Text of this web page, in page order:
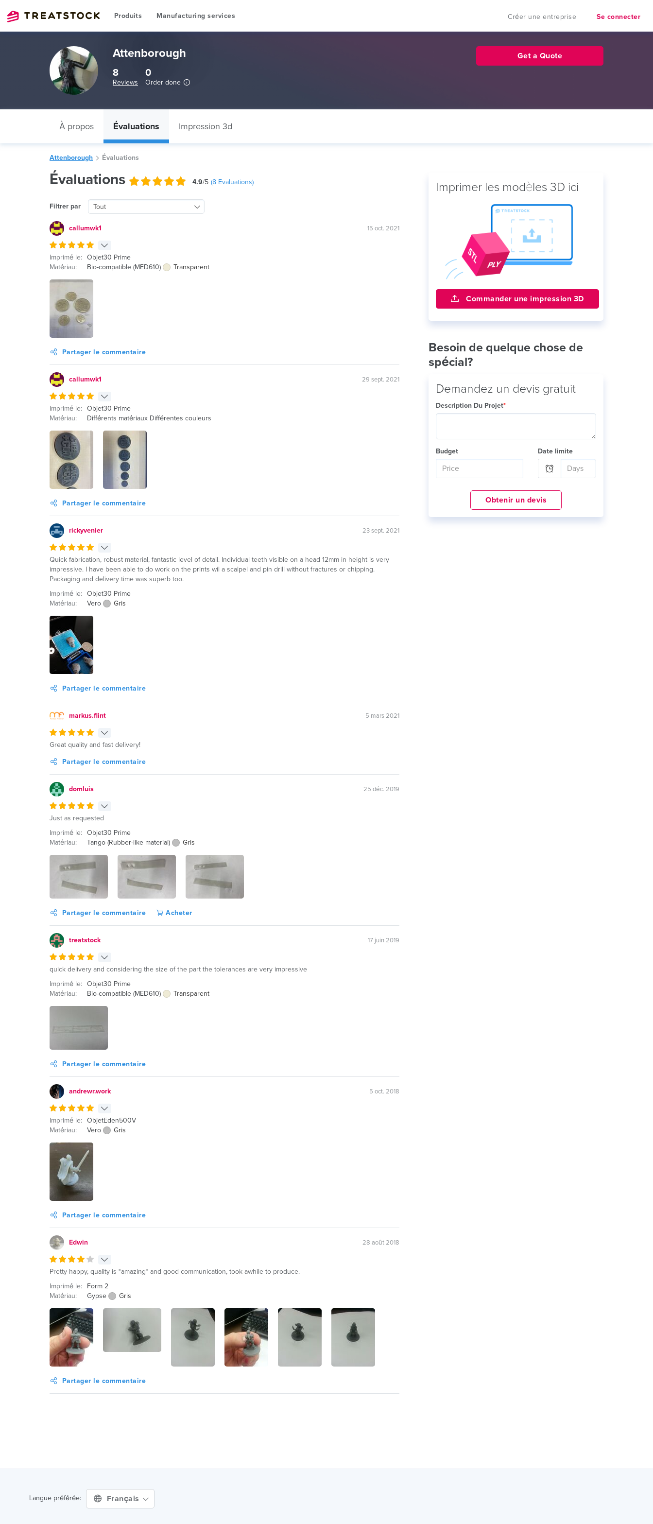
Produits Manufacturing services Créer une entreprise Se connecter
Attenborough
8
Reviews
0
Order done
Get a Quote
À propos Évaluations Impression 3d
Attenborough Évaluations
Évaluations 4.9/5 (8 Evaluations)
Filtrer par Tout
callumwk1 15 oct. 2021
Imprimé le: Objet30 Prime
Matériau:
Bio-compatible (MED610) Transparent
Partager le commentaire
callumwk1 29 sept. 2021
Imprimé le: Objet30 Prime
Matériau:
Différents matériaux Différentes couleurs
Partager le commentaire
rickyvenier 23 sept. 2021
Quick fabrication, robust material, fantastic level of detail. Individual teeth visible on a head 12mm in height is very
impressive. I have been able to do work on the prints wil a scalpel and pin drill without fractures or chipping.
Packaging and delivery time was superb too.
Imprimé le: Objet30 Prime
Matériau:
Vero Gris
Partager le commentaire
markus.flint 5 mars 2021
Great quality and fast delivery!
Partager le commentaire
domluis 25 déc. 2019
Just as requested
Imprimé le: Objet30 Prime
Matériau:
Tango (Rubber-like material) Gris
Partager le commentaire Acheter
treatstock 17 juin 2019
quick delivery and considering the size of the part the tolerances are very impressive
Imprimé le: Objet30 Prime
Matériau:
Bio-compatible (MED610) Transparent
Partager le commentaire
andrewr.work 5 oct. 2018
Imprimé le: ObjetEden500V
Matériau:
Vero Gris
Partager le commentaire
Edwin 28 août 2018
Pretty happy, quality is *amazing* and good communication, took awhile to produce.
Imprimé le:
Form 2
Matériau:
Gypse Gris
Partager le commentaire
Imprimer les modèles 3D ici
Commander une impression 3D
Besoin de quelque chose de
spécial?
Demandez un devis gratuit
Description Du Projet*
Budget Date limite
Obtenir un devis
Langue préférée: Français